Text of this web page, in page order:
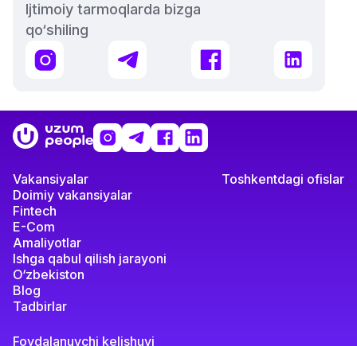
Ijtimoiy tarmoqlarda bizga
qo‘shiling
Instagram Telegram Facebook LinkedIn
Uzum
logotipi
Instagram
TelegramFacebook
LinkedIn
Vakansiyalar
Doimiy vakansiyalar
Fintech
E-Com
Amaliyotlar
Ishga qabul qilish jarayoni
O‘zbekiston
Blog
Tadbirlar
Toshkentdagi ofislar
Foydalanuvchi kelishuvi